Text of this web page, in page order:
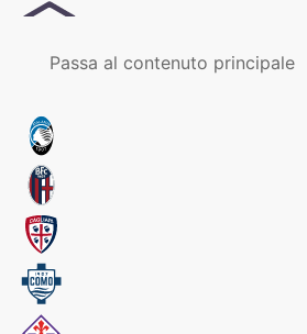
Passa al contenuto principale